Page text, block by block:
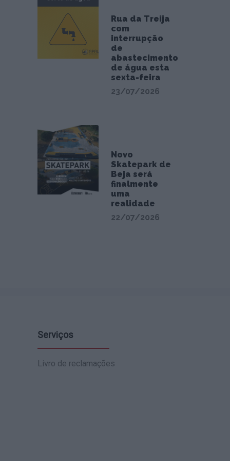
Rua da Treija
com
interrupção
de
abastecimento
de água esta
sexta-feira
23/07/2026
Novo
Skatepark de
Beja será
finalmente
uma
realidade
22/07/2026
Serviços
Livro de reclamações